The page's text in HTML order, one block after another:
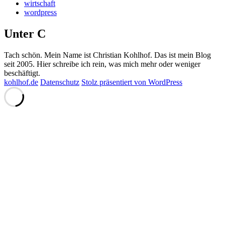
wirtschaft
wordpress
Unter C
Tach schön. Mein Name ist Christian Kohlhof. Das ist mein Blog
seit 2005. Hier schreibe ich rein, was mich mehr oder weniger
beschäftigt.
kohlhof.de Datenschutz Stolz präsentiert von WordPress